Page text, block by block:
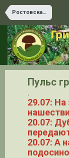
Ростовская область
Пульс
.
29.07:
20.07:
20.07: А